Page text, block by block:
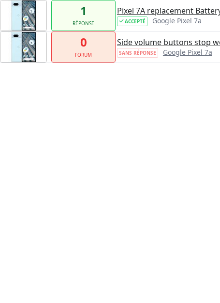
1
RÉPONSE
Pixel 7A replacement
ACCEPTÉ Google Pixel 7a
0
FORUM
Side volume buttons stop
SANS RÉPONSE Google Pixel 7a